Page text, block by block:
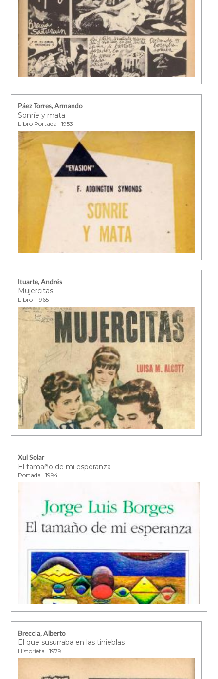
Páez Torres, Armando
Sonríe y mata
Libro Portada | 1953
Ituarte, Andrés
Mujercitas
Libro | 1965
Xul Solar
El tamaño de mi esperanza
Portada | 1994
Breccia, Alberto
El que susurraba en las tinieblas
Historieta | 1979